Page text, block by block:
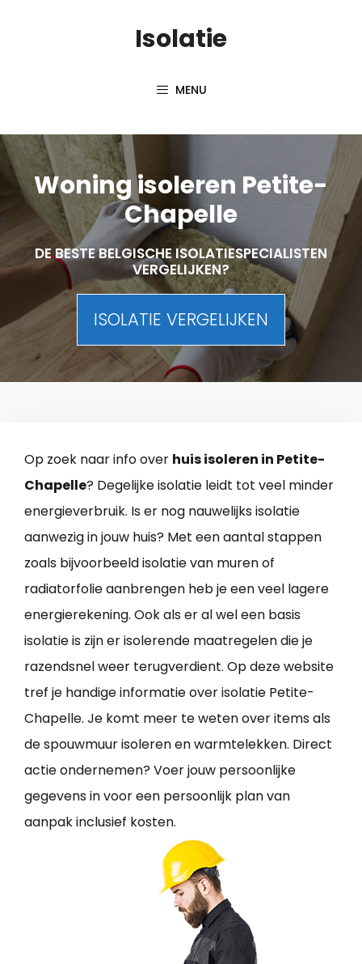
Isolatie
MENU
Woning isoleren Petite-
Chapelle
DE BESTE BELGISCHE ISOLATIESPECIALISTEN
VERGELIJKEN?
ISOLATIE VERGELIJKEN
Op zoek naar info over huis isoleren in Petite-
Chapelle? Degelijke isolatie leidt tot veel minder
energieverbruik. Is er nog nauwelijks isolatie
aanwezig in jouw huis? Met een aantal stappen
zoals bijvoorbeeld isolatie van muren of
radiatorfolie aanbrengen heb je een veel lagere
energierekening. Ook als er al wel een basis
isolatie is zijn er isolerende maatregelen die je
razendsnel weer terugverdient. Op deze website
tref je handige informatie over isolatie Petite-
Chapelle. Je komt meer te weten over items als
de spouwmuur isoleren en warmtelekken. Direct
actie ondernemen? Voer jouw persoonlijke
gegevens in voor een persoonlijk plan van
aanpak inclusief kosten.